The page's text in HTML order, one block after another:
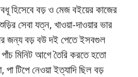
হিসেবে বড় ও মেজ বইয়ের কাজের
সেবা যত্ন, খাওয়া-দাওয়ার ভার
জন্য বড় বউ দই পেতে ইসবগুল
মিনিট আগে তৈরি করতে হতো
পা টিপে নেওয়া ইত্যাদি ছিল বড়